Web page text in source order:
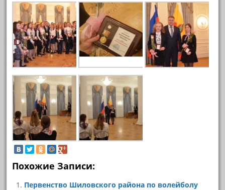
Похожие Записи:
Первенство Шиловского района по волейболу